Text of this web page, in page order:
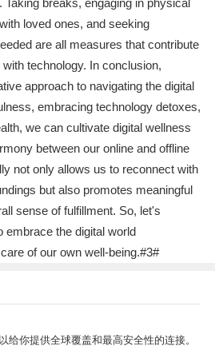
breaks, engaging in physical
loved ones, and seeking
are all measures that contribute
technology. In conclusion,
approach to navigating the digital
embracing technology detoxes,
we can cultivate digital wellness
between our online and offline
not only allows us to reconnect with
but also promotes meaningful
sense of fulfillment. So, let's
embrace the digital world
of our own well-being.#3#
给你提供全球覆盖和最高安全性的连接。